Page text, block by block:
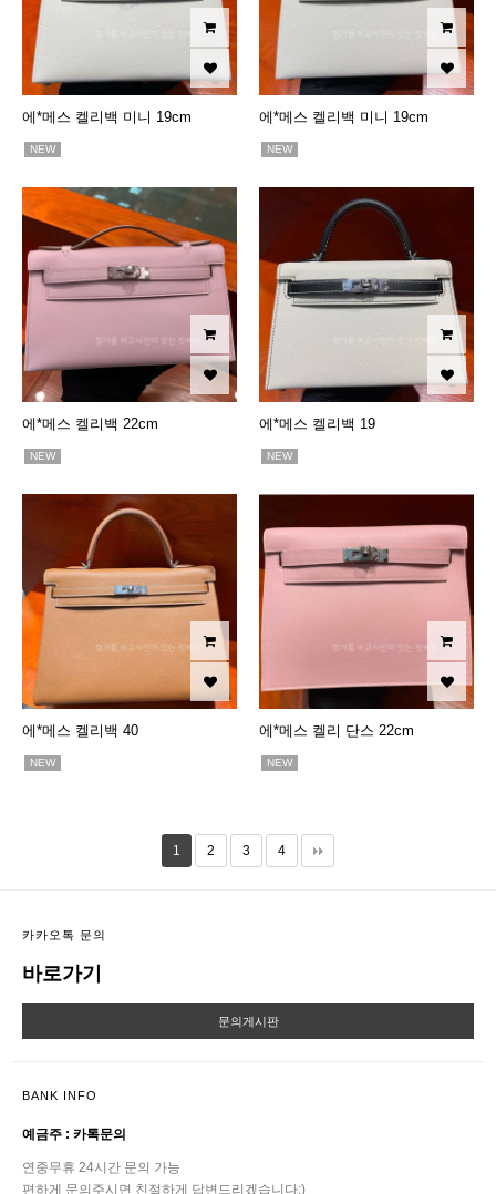
에*메스 켈리백 미니 19cm
NEW
에*메스 켈리백 미니 19cm
NEW
에*메스 켈리백 22cm
NEW
에*메스 켈리백 19
NEW
에*메스 켈리백 40
NEW
에*메스 켈리 단스 22cm
NEW
1 2 3 4
카카오톡 문의
바로가기
문의게시판
BANK INFO
예금주 : 카톡문의
연중무휴 24시간 문의 가능
편하게 문의주시면 친절하게 답변드리겠습니다:)